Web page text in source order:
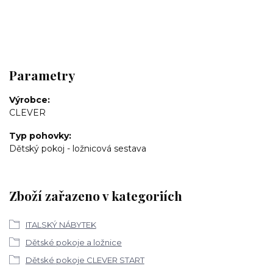
Parametry
Výrobce
CLEVER
Typ pohovky
Dětský pokoj - ložnicová sestava
Zboží zařazeno v kategoriích
ITALSKÝ NÁBYTEK
Dětské pokoje a ložnice
Dětské pokoje CLEVER START